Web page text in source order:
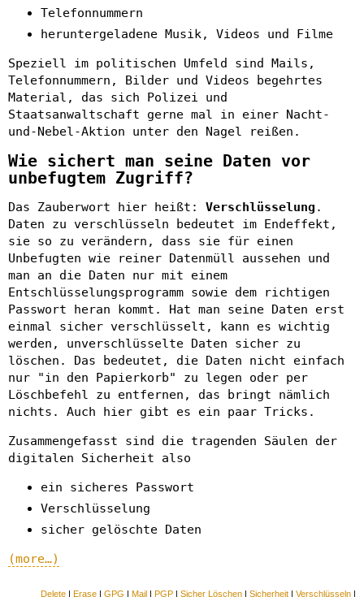
Telefonnummern
heruntergeladene Musik, Videos und Filme
Speziell im politischen Umfeld sind Mails,
Telefonnummern, Bilder und Videos begehrtes
Material, das sich Polizei und
Staatsanwaltschaft gerne mal in einer Nacht-
und-Nebel-Aktion unter den Nagel reißen.
Wie sichert man seine Daten vor
unbefugtem Zugriff?
Das Zauberwort hier heißt: Verschlüsselung .
Daten zu verschlüsseln bedeutet im Endeffekt,
sie so zu verändern, dass sie für einen
Unbefugten wie reiner Datenmüll aussehen und
man an die Daten nur mit einem
Entschlüsselungsprogramm sowie dem richtigen
Passwort heran kommt. Hat man seine Daten erst
einmal sicher verschlüsselt, kann es wichtig
werden, unverschlüsselte Daten sicher zu
löschen. Das bedeutet, die Daten nicht einfach
nur "in den Papierkorb" zu legen oder per
Löschbefehl zu entfernen, das bringt nämlich
nichts. Auch hier gibt es ein paar Tricks.
Zusammengefasst sind die tragenden Säulen der
digitalen Sicherheit also
ein sicheres Passwort
Verschlüsselung
sicher gelöschte Daten
(more…)
Delete | Erase | GPG | Mail | PGP | Sicher Löschen | Sicherheit | Verschlüsseln |